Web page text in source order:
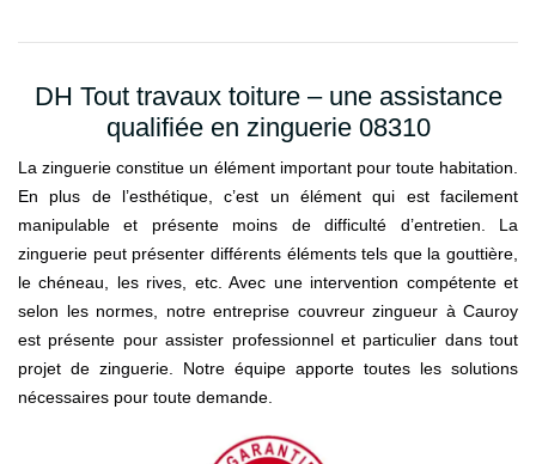
DH Tout travaux toiture – une assistance
qualifiée en zinguerie 08310
La zinguerie constitue un élément important pour toute habitation.
En plus de l’esthétique, c’est un élément qui est facilement
manipulable et présente moins de difficulté d’entretien. La
zinguerie peut présenter différents éléments tels que la gouttière,
le chéneau, les rives, etc. Avec une intervention compétente et
selon les normes, notre entreprise couvreur zingueur à Cauroy
est présente pour assister professionnel et particulier dans tout
projet de zinguerie. Notre équipe apporte toutes les solutions
nécessaires pour toute demande.